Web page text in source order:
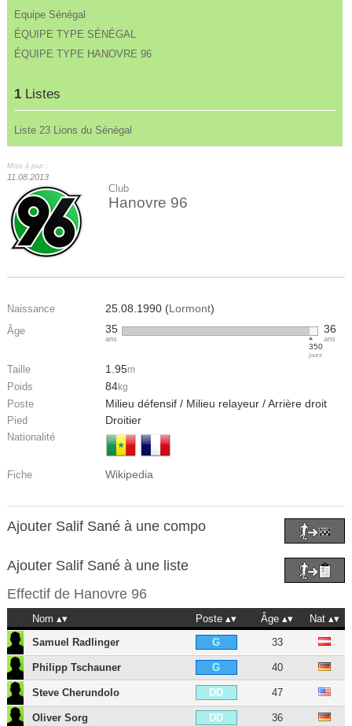
Equipe Sénégal
ÉQUIPE TYPE SÉNÉGAL
ÉQUIPE TYPE HANOVRE 96
1 Listes
Liste 23 Lions du Sénégal
Mise à jour :
11.08.2013
Club
Hanovre 96
Naissance 25.08.1990 (Lormont)
Âge 35
ans
350
jours
36
ans
Taille 1.95m
Poids 84kg
Poste Milieu défensif / Milieu relayeur / Arrière droit
Pied Droitier
Nationalité
Fiche Wikipedia
Ajouter Salif Sané à une compo
Ajouter Salif Sané à une liste
Effectif de Hanovre 96
Nom Poste Âge
Nat
Samuel Radlinger
G 33
Philipp Tschauner G 40
Steve Cherundolo DD 47
Oliver Sorg DD 36